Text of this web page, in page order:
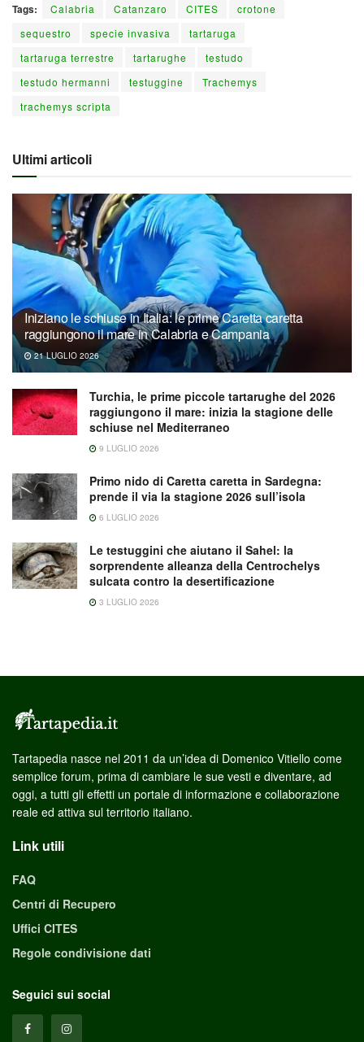
Tags: Calabria Catanzaro CITES
crotone
sequestro
specie invasiva
tartaruga
tartaruga terrestre
tartarughe
testudo
testudo hermanni
testuggine
Trachemys
trachemys scripta
Ultimi articoli
Iniziano le schiuse in Italia: le prime Caretta caretta
raggiungono il mare in Calabria e Campania
21 LUGLIO 2026
Turchia, le prime piccole tartarughe del 2026
raggiungono il mare: inizia la stagione delle
schiuse nel Mediterraneo
9 LUGLIO 2026
Primo nido di Caretta caretta in Sardegna:
prende il via la stagione 2026 sull’isola
6 LUGLIO 2026
Le testuggini che aiutano il Sahel: la
sorprendente alleanza della Centrochelys
sulcata contro la desertificazione
3 LUGLIO 2026
Tartapedia nasce nel 2011 da un’idea di Domenico Vitiello come
semplice forum, prima di cambiare le sue vesti e diventare, ad
oggi, a tutti gli effetti un portale di informazione e collaborazione
reale ed attiva sul territorio italiano.
Link utili
FAQ
Centri di Recupero
Uffici CITES
Regole condivisione dati
Seguici sui social